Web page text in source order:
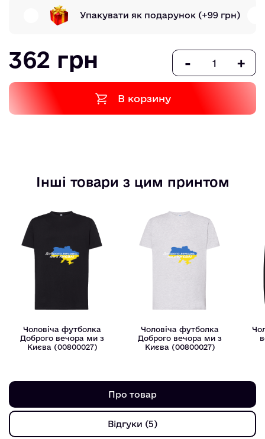
Упакувати як подарунок (+99 грн)
362 грн - +
В корзину
Інші товари з цим принтом
Чоловіча футболка
Доброго вечора ми з
Києва (00800027)
Чоловіча футболка
Доброго вечора ми з
Києва (00800027)
Про товар
Відгуки (5)